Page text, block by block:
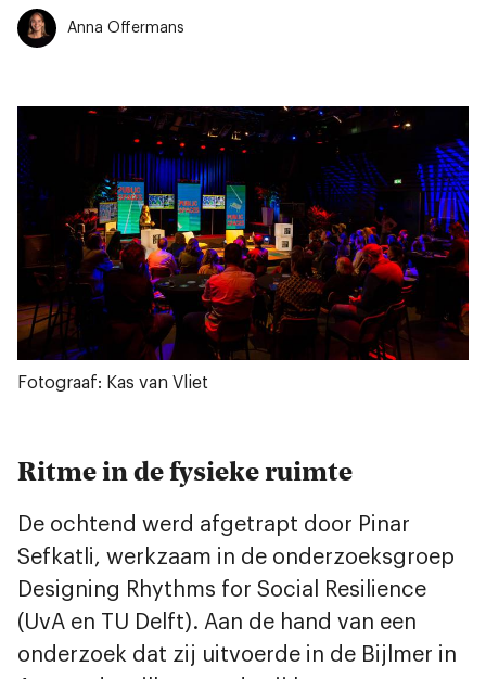
Anna Offermans
Fotograaf: Kas van Vliet
Ritme in de fysieke ruimte
De ochtend werd afgetrapt door Pinar
Sefkatli, werkzaam in de onderzoeksgroep
Designing Rhythms for Social Resilience
(UvA en TU Delft). Aan de hand van een
onderzoek dat zij uitvoerde in de Bijlmer in